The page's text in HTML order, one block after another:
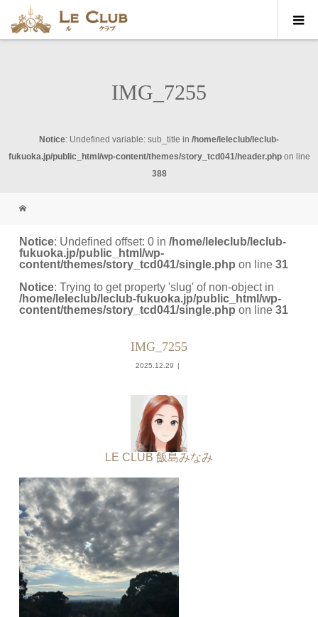
IMG_7255
Notice: Undefined variable: sub_title in /home/leleclub/leclub-
fukuoka.jp/public_html/wp-content/themes/story_tcd041/header.phpon line
388
Notice: Undefined offset: 0 in/home/leleclub/leclub-
fukuoka.jp/public_html/wp-
content/themes/story_tcd041/single.php on line31
Notice: Trying to get property 'slug' of non-object in
/home/leleclub/leclub-fukuoka.jp/public_html/wp-
content/themes/story_tcd041/single.php on line31
IMG_7255
2025.12.29
LE CLUB 飯島みなみ